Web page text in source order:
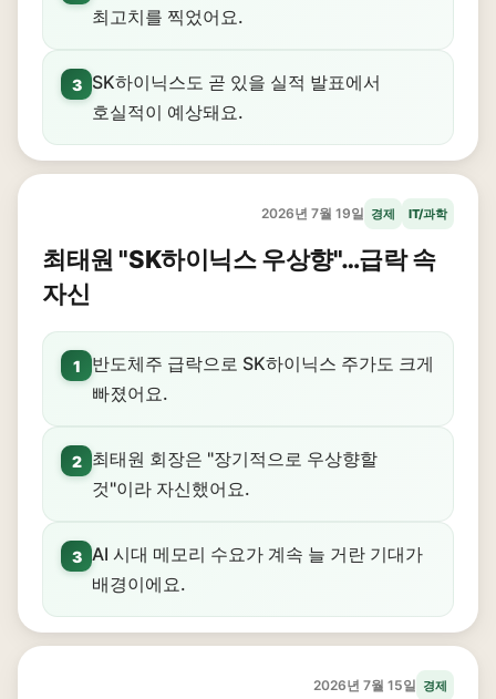
최고치를 찍었어요.
3
SK하이닉스도 곧 있을 실적 발표에서
호실적이 예상돼요.
2026년 7월 19일 경제 IT/과학
최태원 "SK하이닉스 우상향"…급락 속
자신
1
반도체주 급락으로 SK하이닉스 주가도 크게
빠졌어요.
2
최태원 회장은 "장기적으로 우상향할
것"이라 자신했어요.
3 AI 시대 메모리 수요가 계속 늘 거란 기대가
배경이에요.
2026년 7월 15일 경제